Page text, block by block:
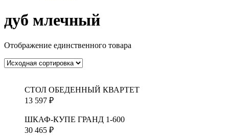
дуб млечный
Отображение единственного товара
СТОЛ ОБЕДЕННЫЙ КВАРТЕТ
13 597 ₽
ШКАФ-КУПЕ ГРАНД 1-600
30 465 ₽